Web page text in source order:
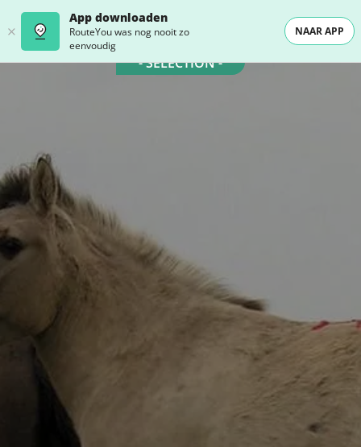
App downloaden
RouteYou was nog nooit zo
eenvoudig
NAAR APP
- SELECTION -